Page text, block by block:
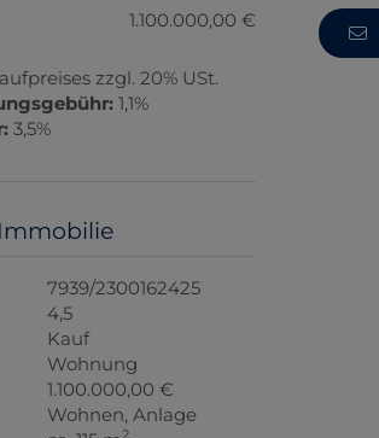
1.100.000,00 €
zzgl. 20% USt.
1,1%
3,5%
7939/2300162425
4,5
Kauf
Wohnung
1.100.000,00 €
Wohnen Anlage